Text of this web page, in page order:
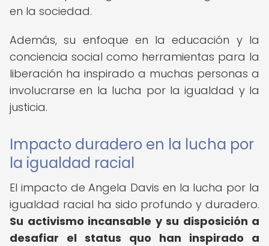
en la sociedad.
Además, su enfoque en la educación y la
conciencia social como herramientas para la
liberación ha inspirado a muchas personas a
involucrarse en la lucha por la igualdad y la
justicia.
Impacto duradero en la lucha por
la igualdad racial
El impacto de Angela Davis en la lucha por la
igualdad racial ha sido profundo y duradero.
Su activismo incansable y su disposición a
desafiar el status quo han inspirado a